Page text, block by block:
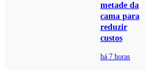
metade da
cama para
reduzir
custos
há 7 horas